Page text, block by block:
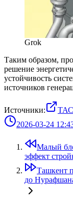
Grok
Таким образом,
решение
устойчивость
источников
Источники:
2026-03-24
Малый
эффект
Ташкент
до